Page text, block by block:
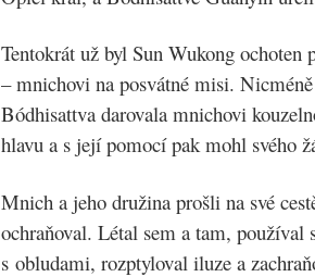
Tentokrát už byl Sun Wukong ochoten
– mnichovi na posvátné misi.
Bódhisattva darovala mnichovi
hlavu a s její pomocí pak mohl svého
Mnich a jeho družina prošli na své
ochraňoval. Létal sem a tam, používal
s obludami, rozptyloval iluze a